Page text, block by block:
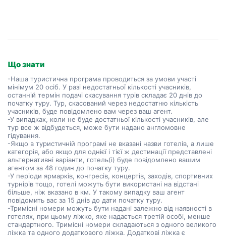
Що знати
-Наша туристична програма проводиться за умови участі
мінімум 20 осіб. У разі недостатньої кількості учасників,
останній термін подачі скасування турів складає 20 днів до
початку туру. Тур, скасований через недостатню кількість
учасників, буде повідомлено вам через ваш агент.
-У випадках, коли не буде достатньої кількості учасників, але
тур все ж відбудеться, може бути надано англомовне
гідування.
-Якщо в туристичній програмі не вказані назви готелів, а лише
категорія, або якщо для однієї і тієї ж дестинації представлені
альтернативні варіанти, готель(і) буде повідомлено вашим
агентом за 48 годин до початку туру.
-У періоди ярмарків, конгресів, концертів, заходів, спортивних
турнірів тощо, готелі можуть бути використані на відстані
більше, ніж вказано в км. У такому випадку ваш агент
повідомить вас за 15 днів до дати початку туру.
-Тримісні номери можуть бути надані залежно від наявності в
готелях, при цьому ліжко, яке надається третій особі, менше
стандартного. Тримісні номери складаються з одного великого
ліжка та одного додаткового ліжка. Додаткові ліжка є